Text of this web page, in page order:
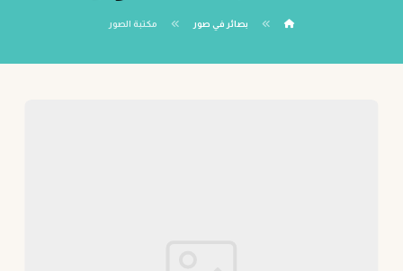
بصائر في صور مكتبة الصور